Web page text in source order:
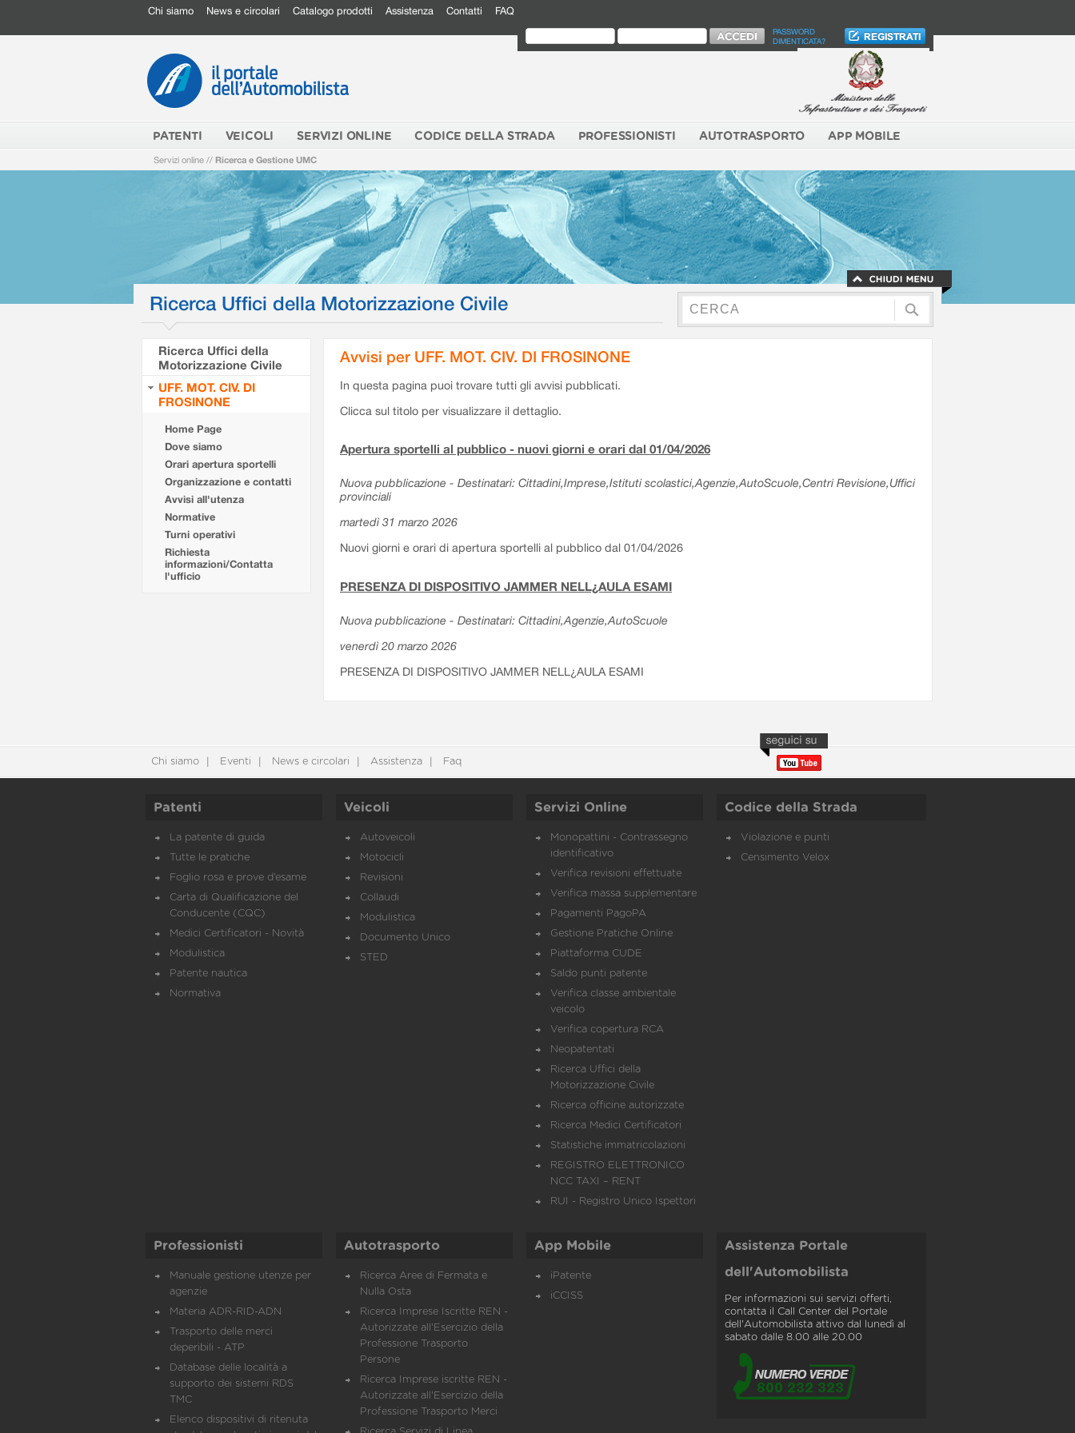
Chi siamo News e circolari Catalogo prodotti Assistenza Contatti FAQ
PASSWORD
DIMENTICATA?
PATENTI VEICOLI SERVIZI ONLINE CODICE DELLA STRADA PROFESSIONISTI AUTOTRASPORTO APP MOBILE
Servizi online // Ricerca e Gestione UMC
Ricerca Uffici della Motorizzazione Civile
Ricerca Uffici della
Motorizzazione Civile
UFF. MOT. CIV. DI
FROSINONE
Home Page
Dove siamo
Orari apertura sportelli
Organizzazione e contatti
Avvisi all'utenza
Normative
Turni operativi
Richiesta
informazioni/Contatta
l'ufficio
Avvisi per UFF. MOT. CIV. DI FROSINONE
In questa pagina puoi trovare tutti gli avvisi pubblicati.
Clicca sul titolo per visualizzare il dettaglio.
Apertura sportelli al pubblico - nuovi giorni e orari dal 01/04/2026
Nuova pubblicazione - Destinatari: Cittadini,Imprese,Istituti scolastici,Agenzie,AutoScuole,Centri Revisione,Uffici
provinciali
martedì 31 marzo 2026
Nuovi giorni e orari di apertura sportelli al pubblico dal 01/04/2026
PRESENZA DI DISPOSITIVO JAMMER NELL¿AULA ESAMI
Nuova pubblicazione - Destinatari: Cittadini,Agenzie,AutoScuole
venerdì 20 marzo 2026
PRESENZA DI DISPOSITIVO JAMMER NELL¿AULA ESAMI
Chi siamo Eventi News e circolari Assistenza Faq
Patenti
La patente di guida
Tutte le pratiche
Foglio rosa e prove d’esame
Carta di Qualificazione del
Conducente (CQC)
Medici Certificatori - Novità
Modulistica
Patente nautica
Normativa
Veicoli
Autoveicoli
Motocicli
Revisioni
Collaudi
Modulistica
Documento Unico
STED
Servizi Online
Monopattini - Contrassegno
identificativo
Verifica revisioni effettuate
Verifica massa supplementare
Pagamenti PagoPA
Gestione Pratiche Online
Piattaforma CUDE
Saldo punti patente
Verifica classe ambientale
veicolo
Verifica copertura RCA
Neopatentati
Ricerca Uffici della
Motorizzazione Civile
Ricerca officine autorizzate
Ricerca Medici Certificatori
Statistiche immatricolazioni
REGISTRO ELETTRONICO
NCC TAXI – RENT
RUI - Registro Unico Ispettori
Codice della Strada
Violazione e punti
Censimento Velox
Professionisti
Manuale gestione utenze per
agenzie
Materia ADR-RID-ADN
Trasporto delle merci
deperibili - ATP
Database delle località a
supporto dei sistemi RDS
TMC
Elenco dispositivi di ritenuta
Autotrasporto
Ricerca Aree di Fermata e
Nulla Osta
Ricerca Imprese Iscritte REN -
Autorizzate all'Esercizio della
Professione Trasporto
Persone
Ricerca Imprese iscritte REN -
Autorizzate all'Esercizio della
Professione Trasporto Merci
App Mobile
iPatente
iCCISS
Assistenza Portale
dell'Automobilista
Per informazioni sui servizi offerti,
contatta il Call Center del Portale
dell'Automobilista attivo dal lunedì al
sabato dalle 8.00 alle 20.00